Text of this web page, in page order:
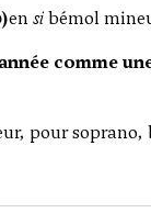
ensibémol
comme
pour soprano,